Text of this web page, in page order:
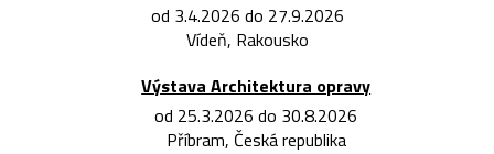
od 3.4.2026 do 27.9.2026
Vídeň, Rakousko
Výstava Architektura opravy
od 25.3.2026 do 30.8.2026
Příbram, Česká republika